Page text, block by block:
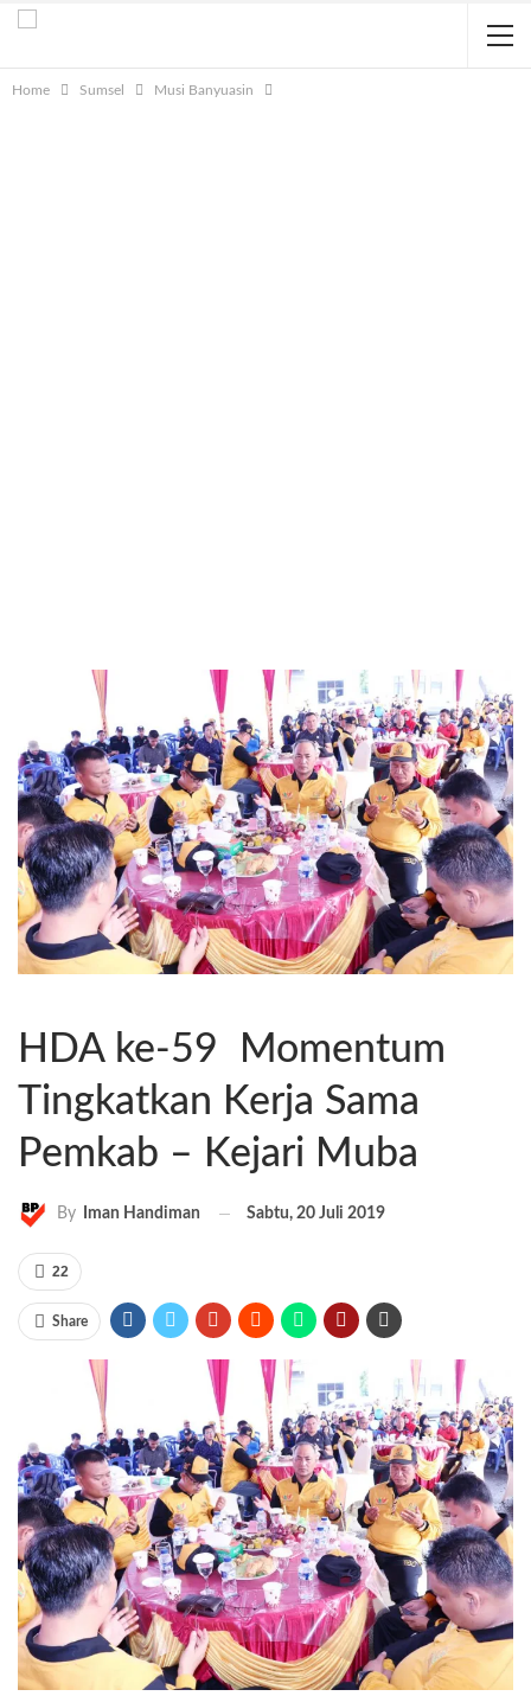
Home Sumsel Musi Banyuasin
HDA ke-59 Momentum
Tingkatkan Kerja Sama
Pemkab – Kejari Muba
By Iman Handiman Sabtu, 20 Juli 2019
22
Share